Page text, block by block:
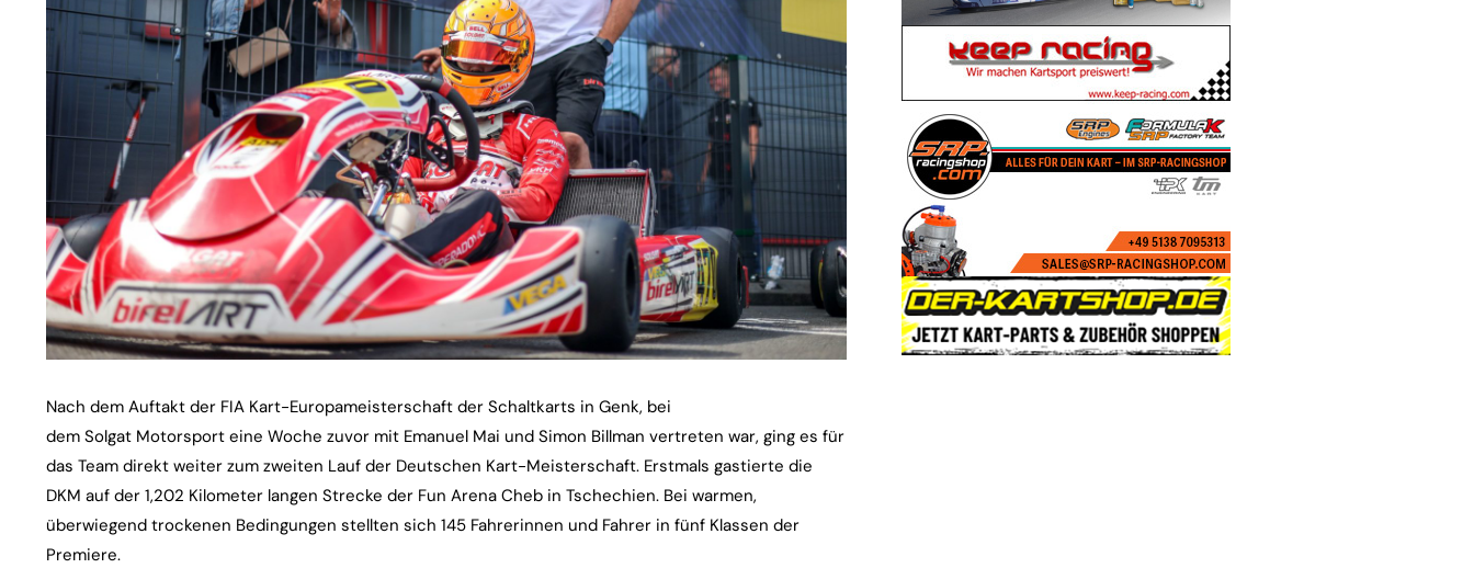
Nach dem Auftakt der FIA Kart-Europameisterschaft der Schaltkarts in Genk, bei
dem Solgat Motorsport eine Woche zuvor mit Emanuel Mai und Simon Billman vertreten war, ging es für
das Team direkt weiter zum zweiten Lauf der Deutschen Kart-Meisterschaft. Erstmals gastierte die
DKM auf der 1,202 Kilometer langen Strecke der Fun Arena Cheb in Tschechien. Bei warmen,
überwiegend trockenen Bedingungen stellten sich 145 Fahrerinnen und Fahrer in fünf Klassen der
Premiere.